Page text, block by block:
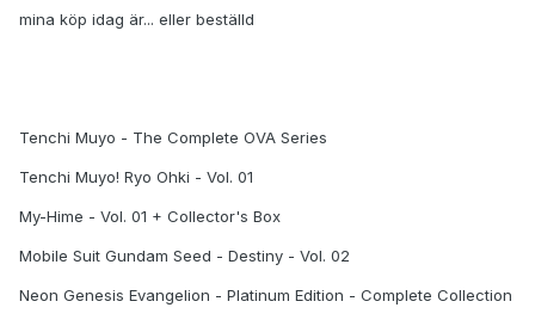
mina köp idag är... eller beställd
Tenchi Muyo - The Complete OVA Series
Tenchi Muyo! Ryo Ohki - Vol. 01
My-Hime - Vol. 01 + Collector's Box
Mobile Suit Gundam Seed - Destiny - Vol. 02
Neon Genesis Evangelion - Platinum Edition - Complete Collection